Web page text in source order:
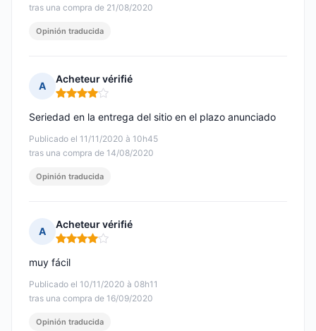
tras una compra de 21/08/2020
Opinión traducida
A
Acheteur vérifié
Nota: 4 de 5
Publicado el 11/11/2020 à 10h45
tras una compra de 14/08/2020
Seriedad en la entrega del sitio en el plazo anunciado
Opinión traducida
A
Acheteur vérifié
Nota: 4 de 5
Publicado el 10/11/2020 à 08h11
tras una compra de 16/09/2020
muy fácil
Opinión traducida